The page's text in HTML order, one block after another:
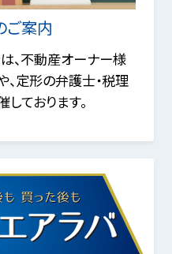
ご案内
、不動産オーナー様
定形の弁護士・税理
ております。